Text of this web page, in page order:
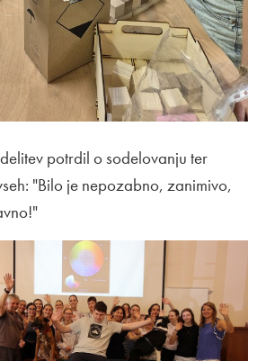
potrdil o sodelovanju ter
"Bilo je nepozabno, zanimivo,